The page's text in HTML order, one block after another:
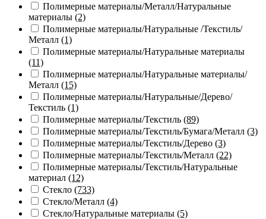
Полимерные материалы/Металл/Натуральные
материалы (2)
Полимерные материалы/Натуральные /Текстиль/
Металл (1)
Полимерные материалы/Натуральные материалы
(11)
Полимерные материалы/Натуральные материалы/
Металл (15)
Полимерные материалы/Натуральные/Дерево/
Текстиль (1)
Полимерные материалы/Текстиль (89)
Полимерные материалы/Текстиль/Бумага/Металл (3)
Полимерные материалы/Текстиль/Дерево (3)
Полимерные материалы/Текстиль/Металл (22)
Полимерные материалы/Текстиль/Натуральные
материал (12)
Стекло (733)
Стекло/Металл (4)
Стекло/Натуральные материалы (5)